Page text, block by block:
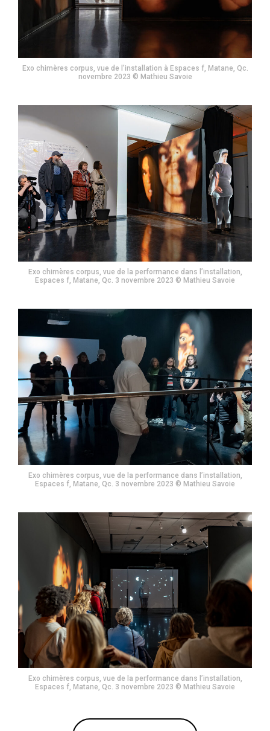
Exo chimères corpus, vue de l’installation à Espaces f, Matane, Qc.
novembre 2023 © Mathieu Savoie
Exo chimères corpus, vue de la performance dans l’installation,
Espaces f, Matane, Qc. 3 novembre 2023 © Mathieu Savoie
Exo chimères corpus, vue de la performance dans l’installation,
Espaces f, Matane, Qc. 3 novembre 2023 © Mathieu Savoie
Exo chimères corpus, vue de la performance dans l’installation,
Espaces f, Matane, Qc. 3 novembre 2023 © Mathieu Savoie